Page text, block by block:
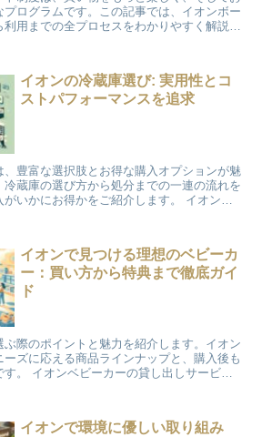
ログラムです。この記事では、イオンボー
用までの全プロセスをわかりやすく解説
イオンの冷蔵庫選び: 実用性とコ
ストパフォーマンスを追求
、豊富な選択肢とお得な購入オプションが魅
蔵庫の選び方から処分までの一連の流れを
いかにお得かをご紹介します。 イオンで
イオンで見つける理想のベビーカ
ー：買い方から特典まで徹底ガイ
ド
際のポイントと魅力を紹介します。イオン
ズに応える商品ラインナップと、購入後も
。 イオンベビーカーの貸し出しサービス
イオンで環境に優しい取り組み